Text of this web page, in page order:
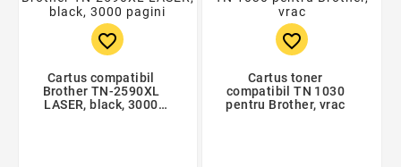
favorite_border
Cartus compatibil
Brother TN-2590XL
LASER, black, 3000
favorite_border
Cartus toner
compatibil TN 1030
pentru Brother, vrac